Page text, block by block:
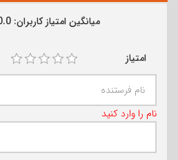
میانگین امتیاز کاربران: 0.0 (0 رای)
امتیاز
نام را وارد کنید